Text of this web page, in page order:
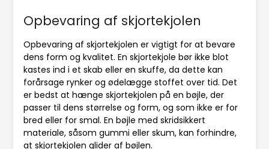
Opbevaring af skjortekjolen
Opbevaring af skjortekjolen er vigtigt for at bevare
dens form og kvalitet. En skjortekjole bør ikke blot
kastes ind i et skab eller en skuffe, da dette kan
forårsage rynker og ødelægge stoffet over tid. Det
er bedst at hænge skjortekjolen på en bøjle, der
passer til dens størrelse og form, og som ikke er for
bred eller for smal. En bøjle med skridsikkert
materiale, såsom gummi eller skum, kan forhindre,
at skjortekjolen glider af bøjlen.